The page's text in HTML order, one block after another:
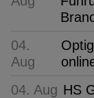
04.
Aug
04. Aug HS